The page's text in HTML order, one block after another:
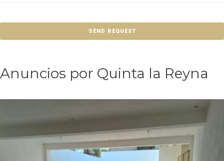
SEND REQUEST
Anuncios por Quinta la Reyna